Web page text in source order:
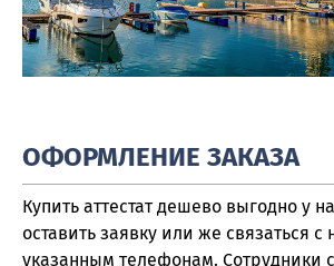
ОФОРМЛЕНИЕ ЗАКАЗА
Купить аттестат дешево выгодно у
оставить заявку или же связаться с
указанным телефонам. Сотрудники